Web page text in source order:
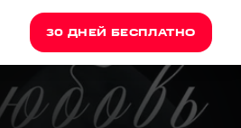
30 ДНЕЙ БЕСПЛАТНО